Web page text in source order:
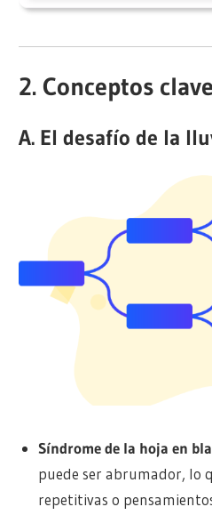
2. Conceptos clave
A. El desafío de la
Síndrome de la hoja en
puede ser abrumador, lo
repetitivas o